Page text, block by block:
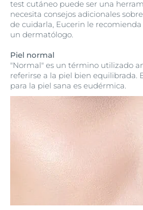
test cutáneo puede ser una
necesita consejos adicionales
de cuidarla, Eucerin le
un dermatólogo.
Piel normal
"Normal" es un término utilizado
referirse a la piel bien equilibrada.
para la piel sana es eudérmica.